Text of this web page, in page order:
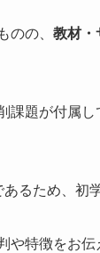
のの、 教材・
題が付属し
るため、初
特徴をお